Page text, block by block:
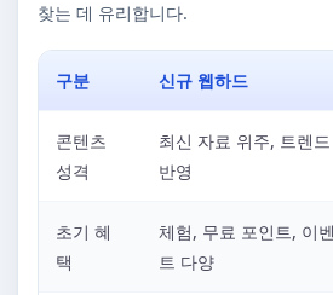
찾는 데 유리합니다.
구분 신규 웹하드
콘텐츠
성격
최신 자료 위주, 트렌드
반영
초기 혜
택
체험, 무료 포인트, 이벤
트 다양